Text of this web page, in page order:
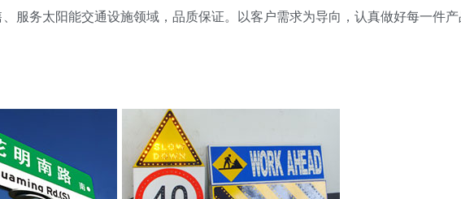
服务太阳能交通设施领域，品质保证。以客户需求为导向，认真做好每一件